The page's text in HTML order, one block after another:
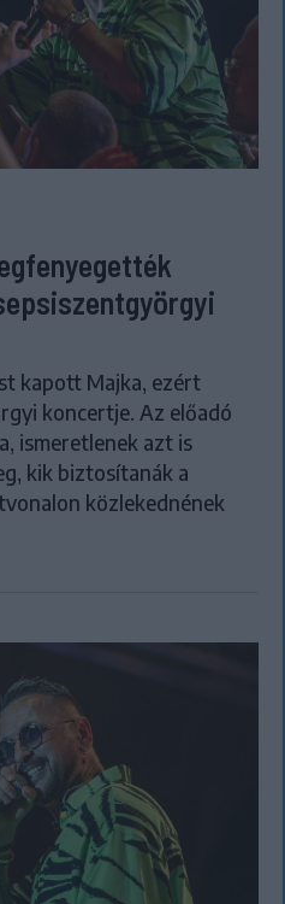
kapott Majka, ezért
koncertje. Az előadó
ismeretlenek azt is
kik biztosítanák a
közlekednének